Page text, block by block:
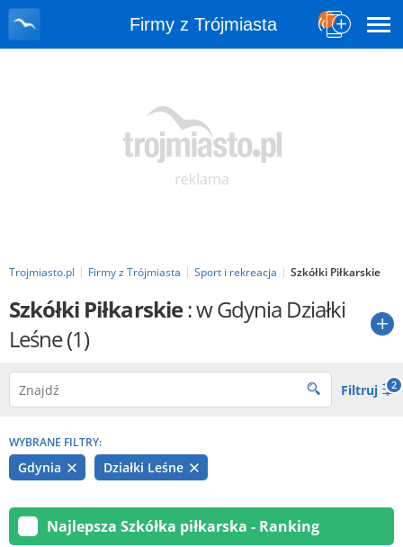
Firmy z Trójmiasta
Trojmiasto.pl Firmy z Trójmiasta Sport i rekreacja Szkółki Piłkarskie
Szkółki Piłkarskie: w Gdynia Działki
Leśne(1)
Filtruj 2
WYBRANE FILTRY:
Gdynia Działki Leśne
Najlepsza Szkółka piłkarska - Ranking